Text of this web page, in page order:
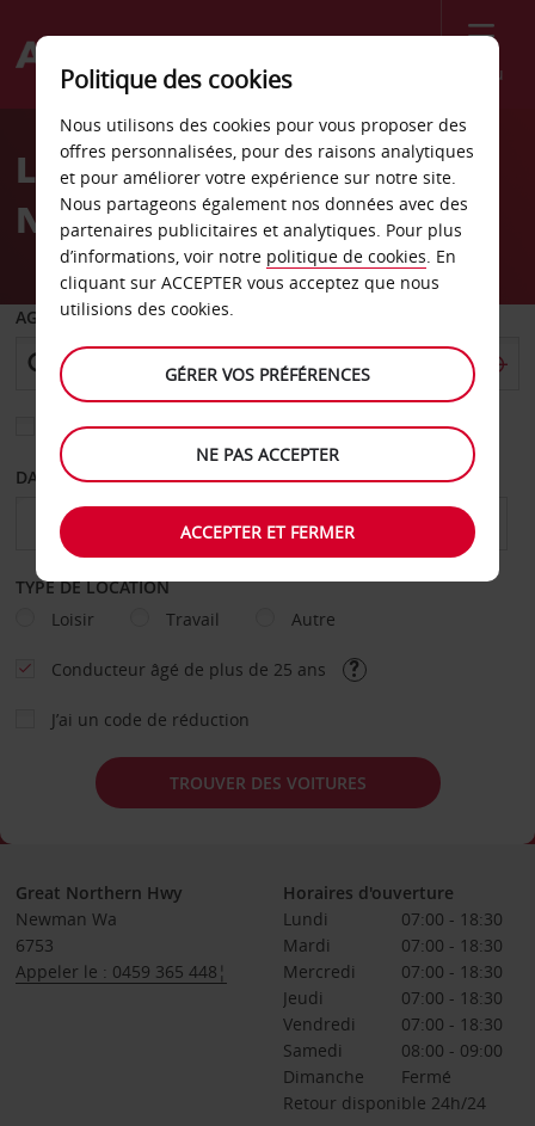
Menu
Welcome
AvisLocation de voiture
Newman
AGENCE DE DÉPART
Sélectionnez une autre agence de retour
DATE DE DÉPART DATE DE RETOUR
TYPE DE LOCATION
Loisir
Travail Autre
Conducteur âgé de plus de 25 ans
J’ai un code de réduction
TROUVER DES VOITURES
Great Northern Hwy
Newman Wa
6753
Appeler le : 0459 365 448¦
Horaires d'ouverture
Lundi
07:00 - 18:30
Mardi
07:00 - 18:30
Mercredi
07:00 - 18:30
Jeudi
07:00 - 18:30
Vendredi
07:00 - 18:30
Samedi
08:00 - 09:00
Dimanche
Fermé
Retour disponible 24h/24
Politique des cookies
Nous utilisons des cookies pour vous proposer des
offres personnalisées, pour des raisons analytiques
et pour améliorer votre expérience sur notre site.
Nous partageons également nos données avec des
partenaires publicitaires et analytiques. Pour plus
d’informations, voir notre politique de cookies. En
cliquant sur ACCEPTER vous acceptez que nous
utilisions des cookies.
GÉRER VOS PRÉFÉRENCES
NE PAS ACCEPTER
ACCEPTER ET FERMER